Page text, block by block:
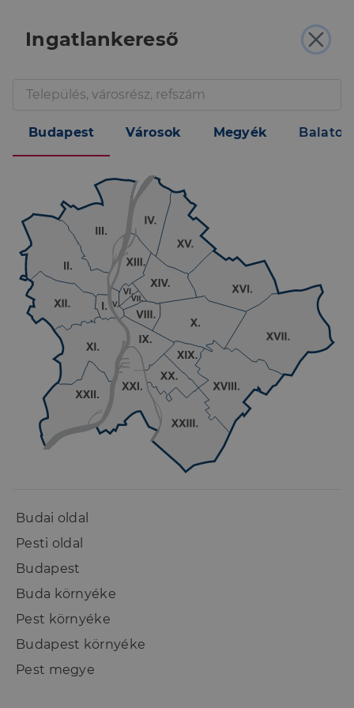
Ingatlanok.
Szakértők.
Hitelek.
MINDEN EGY HELYEN OTTHONOD
BIZTONSÁGÁÉRT.
Eladó Kiadó
Részletes keresés
Mennyit ér az ingatlanom?
a településlistában szereplő 150 millió forint
alatti ingatlanokról.
Kérem az online értékbecslést
Ingatlankereső
Budapest Városok Megyék Balaton
Budai oldal
Pesti oldal
Budapest
Buda környéke
Pest környéke
Budapest környéke
Pest megye